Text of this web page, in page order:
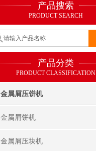
产品搜索
PRODUCT SEARCH
产品分类
PRODUCT CLASSIFICATION
金属屑压饼机
金属屑饼机
金属屑压块机